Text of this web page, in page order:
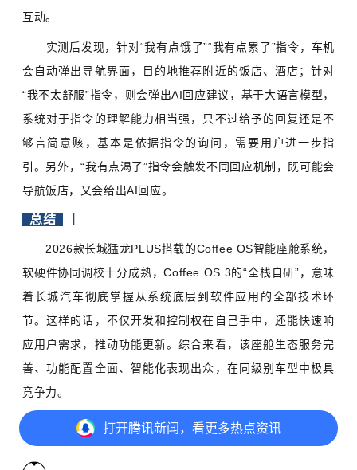
互动。
实测后发现，针对“我有点饿了”“我有点累了”指令，车机
会自动弹出导航界面，目的地推荐附近的饭店、酒店；针对
“我不太舒服”指令，则会弹出AI回应建议，基于大语言模型，
系统对于指令的理解能力相当强，只不过给予的回复还是不
够言简意赅，基本是依据指令的询问，需要用户进一步指
引。另外，“我有点渴了”指令会触发不同回应机制，既可能会
导航饭店，又会给出AI回应。
总结
2026款长城猛龙PLUS搭载的Coffee OS智能座舱系统，
软硬件协同调校十分成熟，Coffee OS 3的“全栈自研”，意味
着长城汽车彻底掌握从系统底层到软件应用的全部技术环
节。这样的话，不仅开发和控制权在自己手中，还能快速响
应用户需求，推动功能更新。综合来看，该座舱生态服务完
善、功能配置全面、智能化表现出众，在同级别车型中极具
竞争力。
打开腾讯新闻，看更多热点资讯